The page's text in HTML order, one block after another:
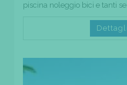
piscina noleggio bici e tanti